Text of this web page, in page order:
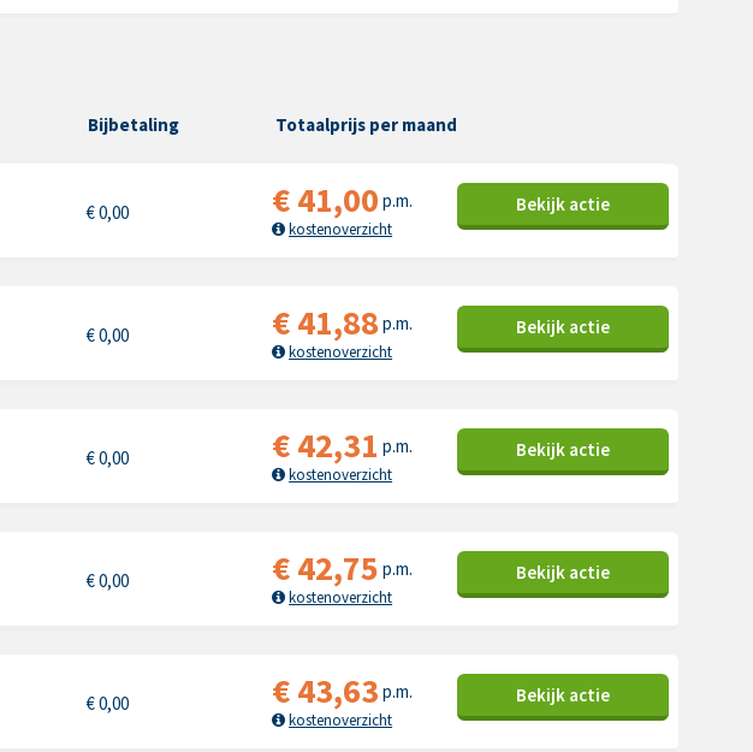
Bijbetaling Totaalprijs per maand
€0,00 €41,00 p.m.
kostenoverzicht
Bekijk actie
€0,00 €41,88p.m.
kostenoverzicht
Bekijk actie
€0,00 €42,31 p.m.
kostenoverzicht
Bekijk actie
€0,00 €42,75 p.m.
kostenoverzicht
Bekijk actie
€0,00 €43,63 p.m.
kostenoverzicht
Bekijk actie